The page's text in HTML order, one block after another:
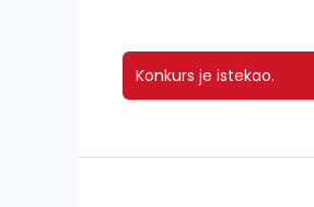
Konkurs je istekao.